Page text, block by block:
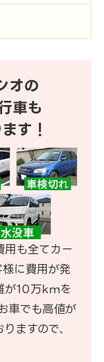
オの
車も
す！
用も全てカー
様に費用が発
が10万kmを
車でも高値が
ますので、